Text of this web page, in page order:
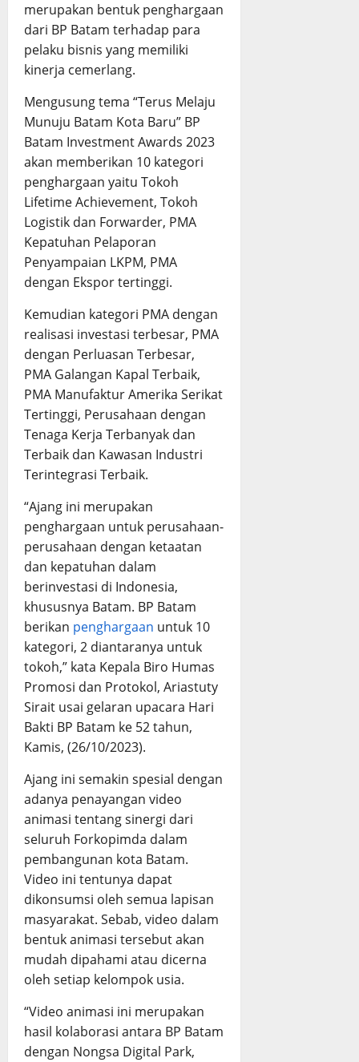
merupakan bentuk penghargaan
dari BP Batam terhadap para
pelaku bisnis yang memiliki
kinerja cemerlang.
Mengusung tema “Terus Melaju
Munuju Batam Kota Baru” BP
Batam Investment Awards 2023
akan memberikan 10 kategori
penghargaan yaitu Tokoh
Lifetime Achievement, Tokoh
Logistik dan Forwarder, PMA
Kepatuhan Pelaporan
Penyampaian LKPM, PMA
dengan Ekspor tertinggi.
Kemudian kategori PMA dengan
realisasi investasi terbesar, PMA
dengan Perluasan Terbesar,
PMA Galangan Kapal Terbaik,
PMA Manufaktur Amerika Serikat
Tertinggi, Perusahaan dengan
Tenaga Kerja Terbanyak dan
Terbaik dan Kawasan Industri
Terintegrasi Terbaik.
“Ajang ini merupakan
penghargaan untuk perusahaan-
perusahaan dengan ketaatan
dan kepatuhan dalam
berinvestasi di Indonesia,
khususnya Batam. BP Batam
berikan penghargaan untuk 10
kategori, 2 diantaranya untuk
tokoh,” kata Kepala Biro Humas
Promosi dan Protokol, Ariastuty
Sirait usai gelaran upacara Hari
Bakti BP Batam ke 52 tahun,
Kamis, (26/10/2023).
Ajang ini semakin spesial dengan
adanya penayangan video
animasi tentang sinergi dari
seluruh Forkopimda dalam
pembangunan kota Batam.
Video ini tentunya dapat
dikonsumsi oleh semua lapisan
masyarakat. Sebab, video dalam
bentuk animasi tersebut akan
mudah dipahami atau dicerna
oleh setiap kelompok usia.
“Video animasi ini merupakan
hasil kolaborasi antara BP Batam
dengan Nongsa Digital Park,